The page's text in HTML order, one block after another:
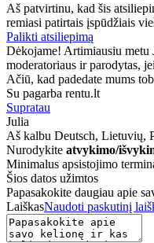
Aš patvirtinu, kad šis
remiasi patirtais įspūdžiais
Palikti atsiliepimą
Dėkojame! Artimiausiu metu
moderatoriaus ir parodytas,
Ačiū, kad padedate mums
Su pagarba rentu.lt
Supratau
Julia
Aš kalbu Deutsch, Lietuvių,
Nurodykite atvykimo/
Minimalus apsistojimo
Šios datos užimtos
Papasakokite daugiau apie
LaiškasNaudoti paskutinį